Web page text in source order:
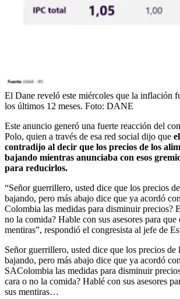
El Dane reveló este miércoles que la inflación
los últimos 12 meses. Foto: DANE
Este anuncio generó una fuerte reacción del
Polo, quien a través de esa red social dijo que
contradijo al decir que los precios de los
bajando mientras anunciaba con esos
para reducirlos.
“Señor guerrillero, usted dice que los precios
bajando, pero más abajo dice que ya acordó
Colombia las medidas para disminuir precios?
no la comida? Hable con sus asesores para que
mentiras”, respondió el congresista al jefe de
Señor guerrillero, usted dice que los precios de
bajando, pero más abajo dice que ya acordó
SAColombia las medidas para disminuir
cara o no la comida? Hablé con sus asesores
sus mentiras…